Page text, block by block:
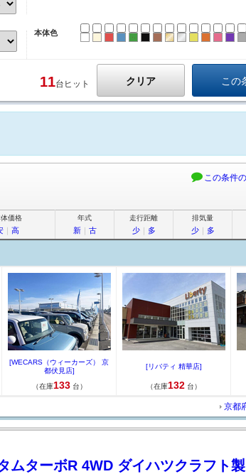
本体色
レッドブルーグリーン
ブラック
ブラウンゴールド
クリア
11台ヒット
この条件
価格
｜ 高
年式
新｜ 古
走行距離
少｜ 多
排気量
少｜ 多
[WECARS（ウィーカーズ） 京
都伏見店]
（在庫133 台）
[リバティ 精華店]
（在庫132 台）
京都
ムターボR 4WD ダイハツクラフト